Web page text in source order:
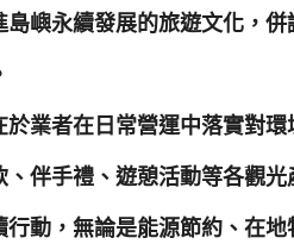
嶼永續發展的旅遊文化，
業者在日常營運中落實對
伴手禮、遊憩活動等各觀
動，無論是能源節約、在